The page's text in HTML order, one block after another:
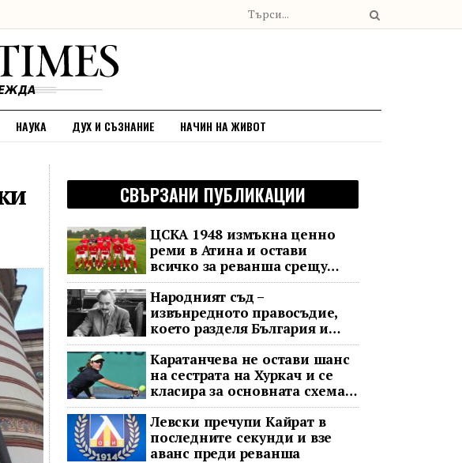
НАУКА ДУХ И СЪЗНАНИЕ НАЧИН НА ЖИВОТ
СВЪРЗАНИ ПУБЛИКАЦИИ
ЦСКА 1948 измъкна ценно
реми в Атина и остави
всичко за реванша срещу
Панатинайкос
Народният съд –
извънредното правосъдие,
което разделя България и
днес
Каратанчева не остави шанс
на сестрата на Хуркач и се
класира за основната схема
във Варшава
Левски пречупи Кайрат в
последните секунди и взе
аванс преди реванша